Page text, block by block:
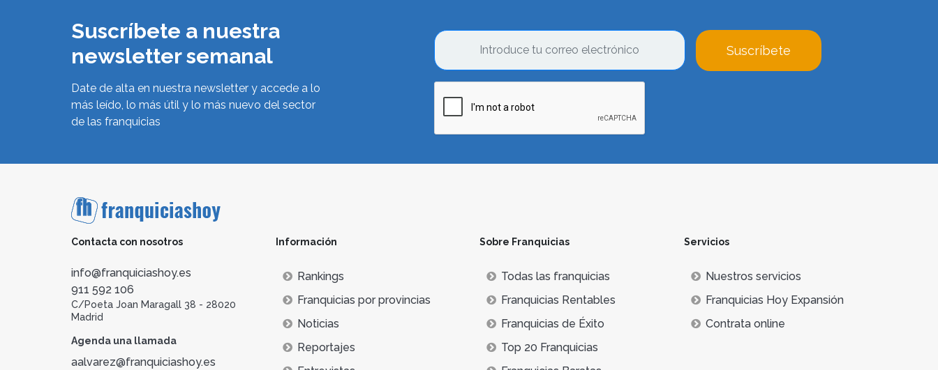
Suscríbete a nuestra
newsletter semanal
Date de alta en nuestra newsletter y accede a lo
más leído, lo más útil y lo más nuevo del sector
de las franquicias
Suscríbete
Contacta con nosotros
info@franquiciashoy.es
911 592 106
C/Poeta Joan Maragall 38 - 28020
Madrid
Agenda una llamada
aalvarez@franquiciashoy.es
Información
Rankings
Franquicias por provincias
Noticias
Reportajes
Sobre Franquicias
Todas las franquicias
Franquicias Rentables
Franquicias de Éxito
Top 20 Franquicias
Servicios
Nuestros servicios
Franquicias Hoy Expansión
Contrata online